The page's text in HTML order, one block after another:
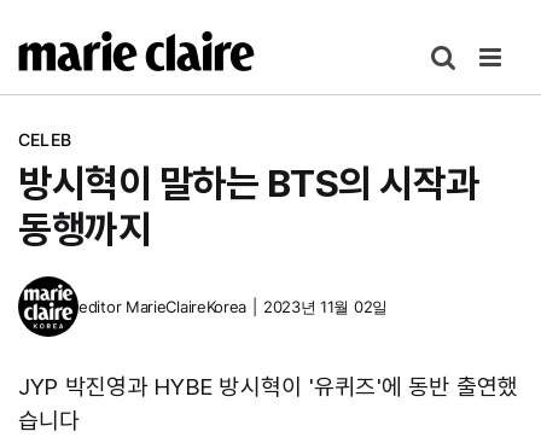
텐
건CELEB
방시혁이 말하는 BTS의 시작과
동행까지
editor MarieClaireKorea 2023년 11월 02일
JYP 박진영과 HYBE 방시혁이 '유퀴즈'에 동반 출연했
습니다